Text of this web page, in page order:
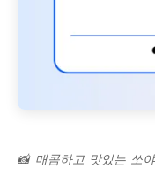
📸 매콤하고 맛있는 쏘